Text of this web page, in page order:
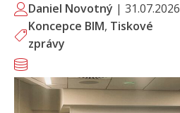
Daniel Novotný | 31.07.2026
Koncepce BIM, Tiskové
zprávy